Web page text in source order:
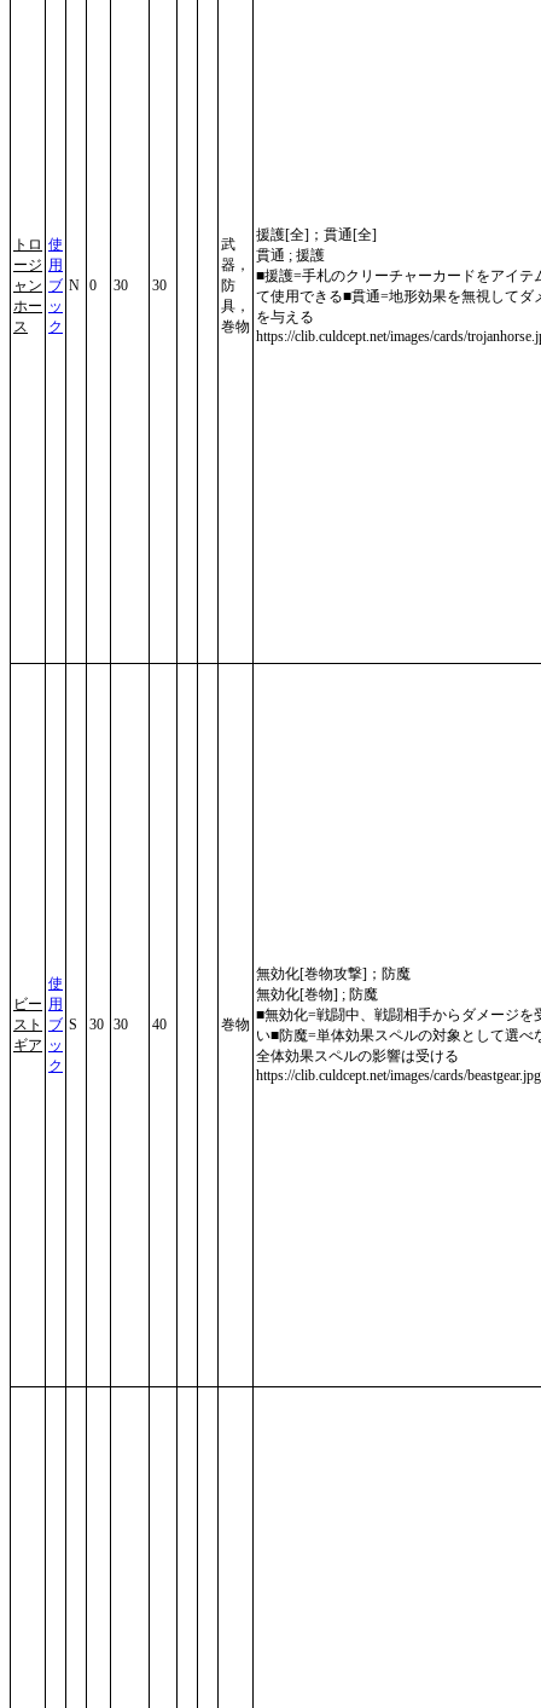
トロ
ージ
ャン
ホー
ス
使
用
ブ
ッ
ク
N 0 30 30
武
器，
防
具，
巻物
援護[全]；貫通[全]
貫通 ; 援護
■援護=手札のクリーチャーカードをアイテ
て使用できる■貫通=地形効果を無視してダ
を与える
https://clib.culdcept.net/images/cards/
ビー
スト
ギア
使
用
ブ
ッ
ク
S 30 30 40 巻物
無効化[巻物攻撃]；防魔
無効化[巻物] ; 防魔
■無効化=戦闘中、戦闘相手からダメージを
い■防魔=単体効果スペルの対象として選べ
全体効果スペルの影響は受ける
https://clib.culdcept.net/images/cards/beastgear.jpg